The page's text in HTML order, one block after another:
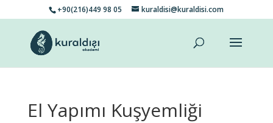
+90(216)449 98 05 kuraldisi@kuraldisi.com
El Yapımı Kuşyemliği